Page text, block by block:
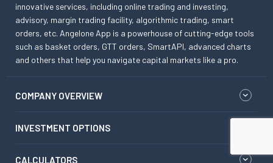
innovative services, including online trading and investing,
advisory, margin trading facility, algorithmic trading, smart
orders, etc. Angelone App is a powerhouse of cutting-edge tools
such as basket orders, GTT orders, SmartAPI, advanced charts
and others that help you navigate capital markets like a pro.
COMPANY OVERVIEW
INVESTMENT OPTIONS
CALCULATORS